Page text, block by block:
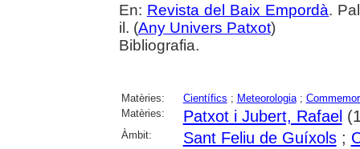
En: Revista del Baix Empordà.
il. (Any Univers Patxot)
Bibliografia.
Matèries: Científics ; Meteorologia;
Matèries:
Patxot i Jubert, Rafael
Àmbit: Sant Feliu de Guíxols;